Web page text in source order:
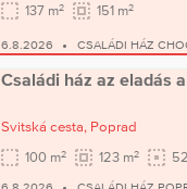
137 m2 151 m2
6.8.2026 CSALÁDI HÁZ
Családi ház az eladás
Svitská cesta, Poprad
100 m2 123 m2